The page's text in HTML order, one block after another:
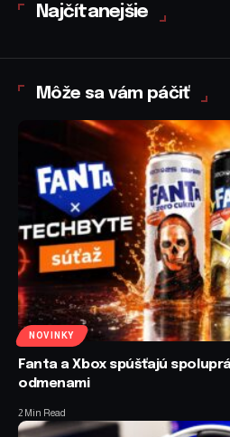
Najčítanejšie
Môže sa vám páčiť
NOVINKY
Fanta a Xbox spúšťajú
odmenami
2 Min Read